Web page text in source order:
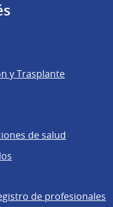
y Trasplante
de salud
de profesionales